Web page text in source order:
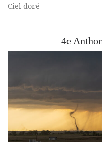
Ciel doré
4e